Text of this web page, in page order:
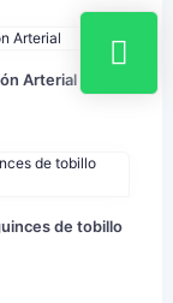
Arterial
de tobillo